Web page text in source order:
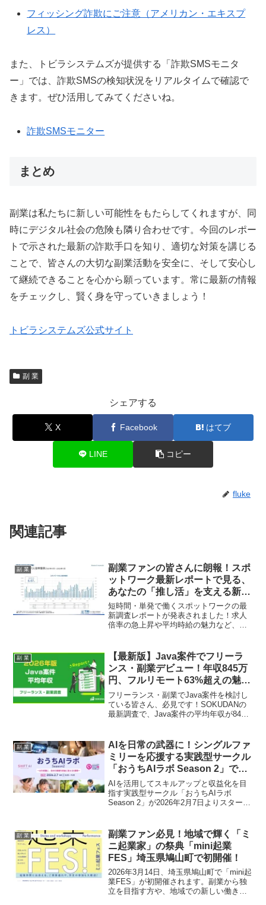
フィッシング詐欺にご注意（アメリカン・エキスプ
レス）
また、トビラシステムズが提供する「詐欺SMSモニタ
ー」では、詐欺SMSの検知状況をリアルタイムで確認で
きます。ぜひ活用してみてくださいね。
詐欺SMSモニター
まとめ
副業は私たちに新しい可能性をもたらしてくれますが、同
時にデジタル社会の危険も隣り合わせです。今回のレポー
トで示された最新の詐欺手口を知り、適切な対策を講じる
ことで、皆さんの大切な副業活動を安全に、そして安心し
て継続できることを心から願っています。常に最新の情報
をチェックし、賢く身を守っていきましょう！
トビラシステムズ公式サイト
副 業
シェアする
X Facebook はてブ
LINE コピー
fluke
関連記事
副 業
副業ファンの皆さんに朗報！スポ
ットワーク最新レポートで見る、
あなたの「推し活」を支える新し
い働き方！
短時間・単発で働くスポットワークの最
新調査レポートが発表されました！求人
倍率の急上昇や平均時給の魅力など、副
見逃せない情報が満載です。あなたの
「推し活」を充実させるヒントを見つけ
ましょう！
副 業
【最新版】Java案件でフリーラ
ンス・副業デビュー！年収845万
円、フルリモート63%超えの魅力
に迫る！
フリーランス・副業でJava案件を検討し
ている皆さん、必見です！SOKUDANの
最新調査で、Java案件の平均年収が845
ました。安定した高収入と柔軟な働き方
を両立できるJava案件の最新トレンド
を、副業ファンの皆さんと一緒に深掘り
していきましょう！
副 業
AIを日常の武器に！シングルファ
ミリーを応援する実践型サークル
「おうちAIラボ Season 2」で副
業の夢を叶えよう！
AIを活用してスキルアップと収益化を目
指す実践型サークル「おうちAIラボ
Season 2」が2026年2月7日よりスタート
すための伴走サポートと共創コミュニテ
ィが、あなたの副業を力強く応援しま
す！
副 業
副業ファン必見！地域で輝く「ミ
ニ起業家」の祭典「mini起業
FES」埼玉県鳩山町で初開催！
2026年3月14日、埼玉県鳩山町で「mini起
業FES」が初開催されます。副業から独
立を目指す方や、地域での新しい働き方